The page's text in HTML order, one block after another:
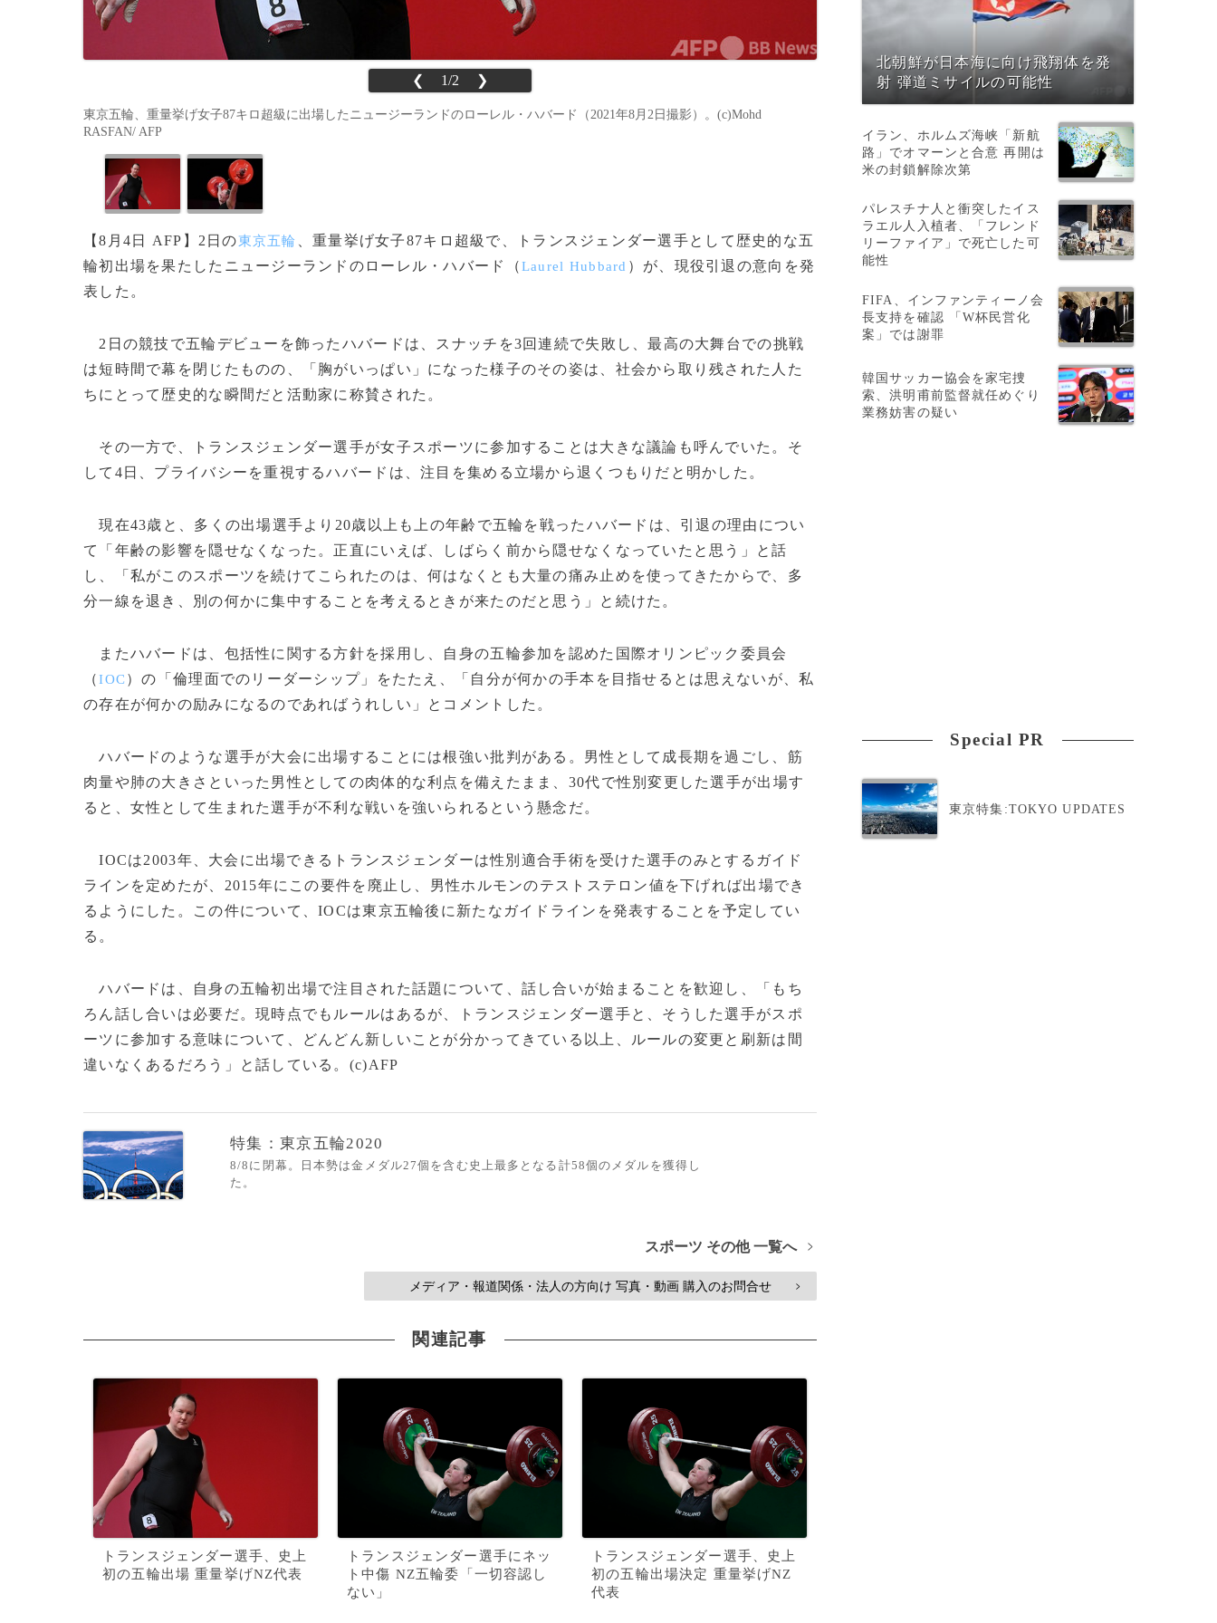
❮ 1/2 ❯
東京五輪、重量挙げ女子87キロ超級に出場したニュージーランドのローレル・ハバード（2021年8月2日撮影）。(c)Mohd
RASFAN/ AFP
【8月4日 AFP】2日の東京五輪
、重量挙げ女子87キロ超級で、トランスジェンダー選手として歴史的な五
輪初出場を果たしたニュージーランドのローレル・ハバード（Laurel Hubbard ）が、現役引退の意向を発
表した。
2日の競技で五輪デビューを飾ったハバードは、スナッチを3回連続で失敗し、最高の大舞台での挑戦
は短時間で幕を閉じたものの、「胸がいっぱい」になった様子のその姿は、社会から取り残された人た
ちにとって歴史的な瞬間だと活動家に称賛された。
その一方で、トランスジェンダー選手が女子スポーツに参加することは大きな議論も呼んでいた。そ
して4日、プライバシーを重視するハバードは、注目を集める立場から退くつもりだと明かした。
現在43歳と、多くの出場選手より20歳以上も上の年齢で五輪を戦ったハバードは、引退の理由につい
て「年齢の影響を隠せなくなった。正直にいえば、しばらく前から隠せなくなっていたと思う」と話
し、「私がこのスポーツを続けてこられたのは、何はなくとも大量の痛み止めを使ってきたからで、多
分一線を退き、別の何かに集中することを考えるときが来たのだと思う」と続けた。
またハバードは、包括性に関する方針を採用し、自身の五輪参加を認めた国際オリンピック委員会
（IOC）の「倫理面でのリーダーシップ」をたたえ、「自分が何かの手本を目指せるとは思えないが、私
の存在が何かの励みになるのであればうれしい」とコメントした。
ハバードのような選手が大会に出場することには根強い批判がある。男性として成長期を過ごし、筋
肉量や肺の大きさといった男性としての肉体的な利点を備えたまま、30代で性別変更した選手が出場す
ると、女性として生まれた選手が不利な戦いを強いられるという懸念だ。
IOCは2003年、大会に出場できるトランスジェンダーは性別適合手術を受けた選手のみとするガイド
ラインを定めたが、2015年にこの要件を廃止し、男性ホルモンのテストステロン値を下げれば出場でき
るようにした。この件について、IOCは東京五輪後に新たなガイドラインを発表することを予定してい
る。
ハバードは、自身の五輪初出場で注目された話題について、話し合いが始まることを歓迎し、「もち
ろん話し合いは必要だ。現時点でもルールはあるが、トランスジェンダー選手と、そうした選手がスポ
ーツに参加する意味について、どんどん新しいことが分かってきている以上、ルールの変更と刷新は間
違いなくあるだろう」と話している。(c)AFP
特集：東京五輪2020
8/8に閉幕。日本勢は金メダル27個を含む史上最多となる計58個のメダルを獲得し
た。
スポーツ その他 一覧へ >
メディア・報道関係・法人の方向け 写真・動画 購入のお問合せ >
関連記事
トランスジェンダー選手、史上
初の五輪出場 重量挙げNZ代表
トランスジェンダー選手にネッ
ト中傷 NZ五輪委「一切容認し
ない」
トランスジェンダー選手、史上
初の五輪出場決定 重量挙げNZ
代表
北朝鮮が日本海に向け飛翔体を発
射 弾道ミサイルの可能性
イラン、ホルムズ海峡「新航
路」でオマーンと合意 再開は
米の封鎖解除次第
パレスチナ人と衝突したイス
ラエル人入植者、「フレンド
リーファイア」で死亡した可
能性
FIFA、インファンティーノ会
長支持を確認 「W杯民営化
案」では謝罪
韓国サッカー協会を家宅捜
索、洪明甫前監督就任めぐり
業務妨害の疑い
Special PR
東京特集:TOKYO UPDATES